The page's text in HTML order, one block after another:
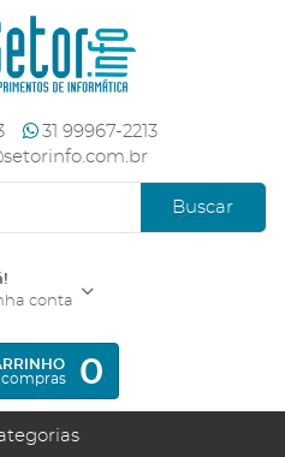
31 99967-2213
Buscar
conta
compras
0